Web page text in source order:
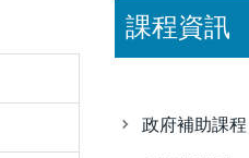
課程資訊
政府補助課程